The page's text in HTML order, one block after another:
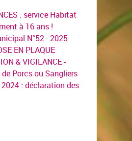
: service Habitat
à 16 ans !
N°52 - 2025
EN PLAQUE
& VIGILANCE -
Porcs ou Sangliers
: déclaration des